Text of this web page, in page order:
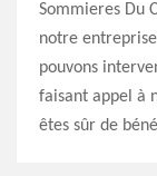
Sommieres Du
notre
pouvons
faisant appel à
êtes sûr de